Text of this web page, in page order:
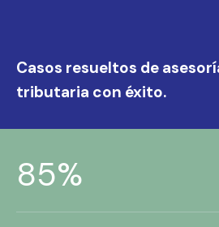
Casos resueltos de
tributaria con éxito.
100%